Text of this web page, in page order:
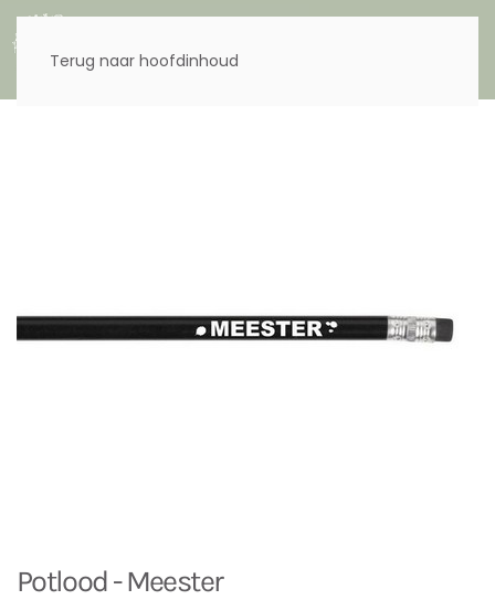
Terug naar hoofdinhoud
Potlood - Meester